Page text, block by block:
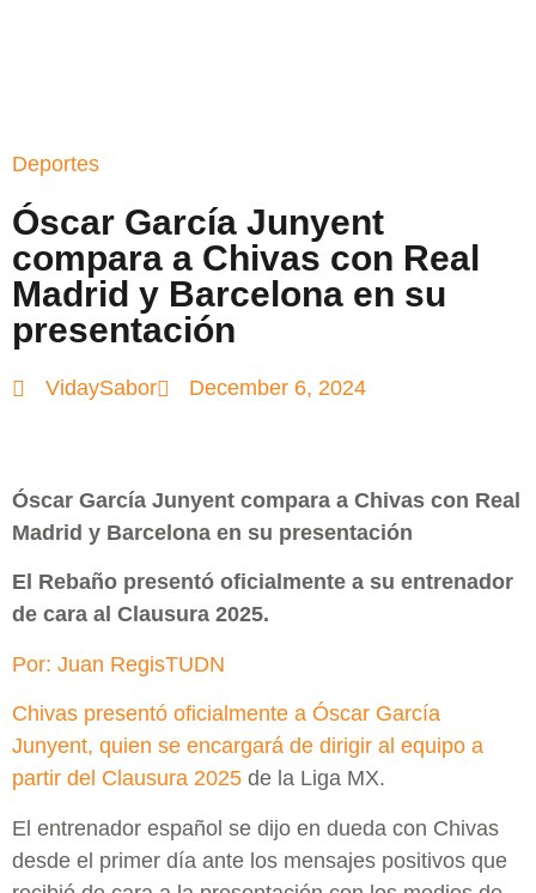
Deportes
Óscar García Junyent
compara a Chivas con Real
Madrid y Barcelona en su
presentación
VidaySabor December 6, 2024
Óscar García Junyent compara a Chivas con Real
Madrid y Barcelona en su presentación
El Rebaño presentó oficialmente a su entrenador
de cara al Clausura 2025.
Por: Juan RegisTUDN
Chivas presentó oficialmente a Óscar García
Junyent, quien se encargará de dirigir al equipo a
partir del Clausura 2025 de la Liga MX.
El entrenador español se dijo en dueda con Chivas
desde el primer día ante los mensajes positivos que